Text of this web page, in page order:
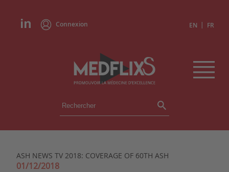
Connexion EN | FR
ÉVÉNEMENTS
INSTITUTIONS
ASH NEWS TV 2018: COVERAGE OF 60TH ASH
01/12/2018